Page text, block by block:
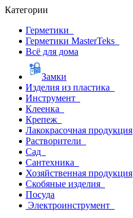
Категории
Герметики
Герметики MasterTeks
Всё для дома
Замки
Изделия из пластика
Инструмент
Клеенка
Крепеж
Лакокрасочная продукция
Растворители
Сад
Сантехника
Хозяйственная продукция
Скобяные изделия
Посуда
Электроинструмент